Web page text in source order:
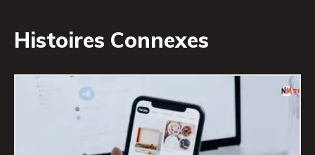
Histoires Connexes